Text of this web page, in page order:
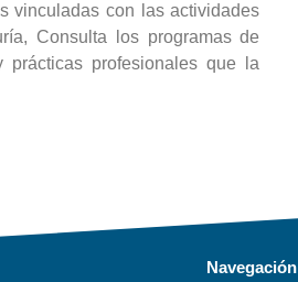
vinculadas con las actividades
Consulta los programas de
prácticas profesionales que la
Navegación